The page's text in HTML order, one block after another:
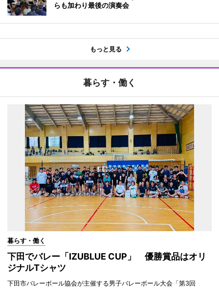
らも加わり最後の演奏会
もっと見る
暮らす・働く
暮らす・働く
下田でバレー「IZUBLUE CUP」 優勝賞品はオリ
ジナルTシャツ
下田市バレーボール協会が主催する男子バレーボール大会「第3回